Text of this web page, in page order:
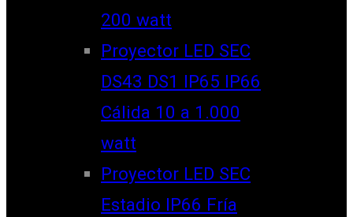
200 watt
Proyector LED SEC
DS43 DS1 IP65 IP66
Cálida 10 a 1.000
watt
Proyector LED SEC
Estadio IP66 Fría